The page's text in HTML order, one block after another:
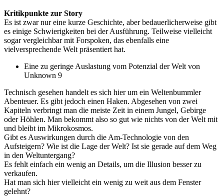
Kritikpunkte zur Story
Es ist zwar nur eine kurze Geschichte, aber bedauerlicherweise gibt
es einige Schwierigkeiten bei der Ausführung. Teilweise vielleicht
sogar vergleichbar mit Forspoken, das ebenfalls eine
vielversprechende Welt präsentiert hat.
Eine zu geringe Auslastung vom Potenzial der Welt von
Unknown 9
Technisch gesehen handelt es sich hier um ein Weltenbummler
Abenteuer. Es gibt jedoch einen Haken. Abgesehen von zwei
Kapiteln verbringt man die meiste Zeit in einem Jungel, Gebirge
oder Höhlen. Man bekommt also so gut wie nichts von der Welt mit
und bleibt im Mikrokosmos.
Gibt es Auswirkungen durch die Am-Technologie von den
Aufsteigern? Wie ist die Lage der Welt? Ist sie gerade auf dem Weg
in den Weltuntergang?
Es fehlt einfach ein wenig an Details, um die Illusion besser zu
verkaufen.
Hat man sich hier vielleicht ein wenig zu weit aus dem Fenster
gelehnt?